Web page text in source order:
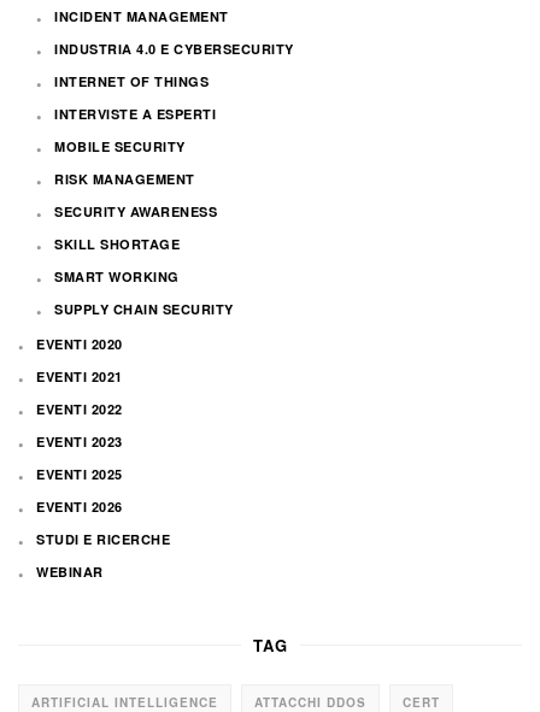
INCIDENT MANAGEMENT
INDUSTRIA 4.0 E CYBERSECURITY
INTERNET OF THINGS
INTERVISTE A ESPERTI
MOBILE SECURITY
RISK MANAGEMENT
SECURITY AWARENESS
SKILL SHORTAGE
SMART WORKING
SUPPLY CHAIN SECURITY
EVENTI 2020
EVENTI 2021
EVENTI 2022
EVENTI 2023
EVENTI 2025
EVENTI 2026
STUDI E RICERCHE
WEBINAR
TAG
ARTIFICIAL INTELLIGENCE ATTACCHI DDOS CERT